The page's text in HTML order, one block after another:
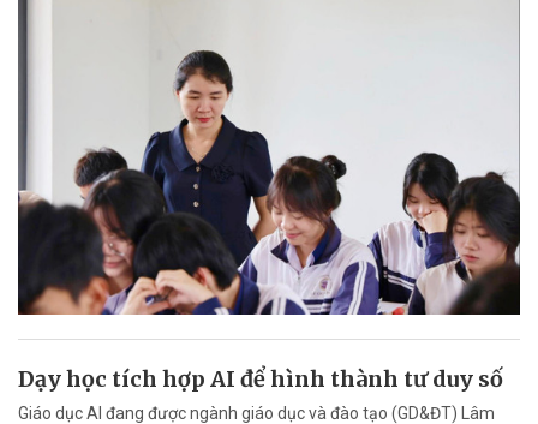
Dạy học tích hợp AI để hình thành tư duy số
Giáo dục AI đang được ngành giáo dục và đào tạo (GD&ĐT) Lâm